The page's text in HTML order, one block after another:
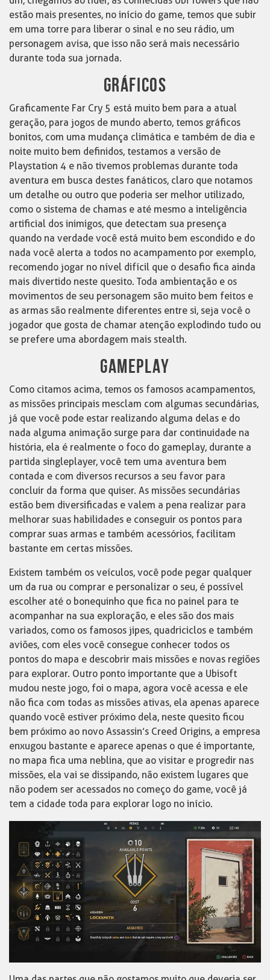
estão mais presentes, no início do game, temos que subir
em uma torre para liberar o sinal e no seu rádio, um
personagem avisa, que isso não será mais necessário
durante toda sua jornada.
GRÁFICOS
Graficamente Far Cry 5 está muito bem para a atual
geração, para jogos de mundo aberto, temos gráficos
bonitos, com uma mudança climática e também de dia e
noite muito bem definidos, testamos a versão de
Playstation 4 e não tivemos problemas durante toda
aventura em busca destes fanáticos, claro que notamos
um detalhe ou outro que poderia ser melhor utilizado,
como o sistema de chamas e até mesmo a inteligência
artificial dos inimigos, que detectam sua presença
quando na verdade você está muito bem escondido e do
nada você alerta a todos no acampamento por exemplo,
recomendo jogar no nível difícil que o desafio fica ainda
mais divertido neste quesito. Toda ambientação e os
movimentos de seu personagem são muito bem feitos e
as armas são realmente diferentes entre si, seja você o
jogador que gosta de chamar atenção explodindo tudo ou
se prefere uma abordagem mais stealth.
GAMEPLAY
Como citamos acima, temos os famosos acampamentos,
as missões principais mesclam com algumas secundárias,
já que você pode estar realizando alguma delas e do
nada alguma animação surge para dar continuidade na
história, ela é realmente o foco do gameplay, durante a
partida singleplayer, você tem uma aventura bem
contada e com diversos recursos a seu favor para
concluir da forma que quiser. As missões secundárias
estão bem diversificadas e valem a pena realizar para
melhorar suas habilidades e conseguir os pontos para
comprar suas armas e também acessórios, facilitam
bastante em certas missões.
Existem também os veículos, você pode pegar qualquer
um da rua ou comprar e personalizar o seu, é possível
escolher até o bonequinho que fica no painel para te
acompanhar na sua exploração, e eles são dos mais
variados, como os famosos jipes, quadriciclos e também
aviões, com eles você consegue conhecer todos os
pontos do mapa e descobrir mais missões e novas regiões
para explorar. Outro ponto importante que a Ubisoft
mudou neste jogo, foi o mapa, agora você acessa e ele
não fica com todas as missões ativas, ela apenas aparece
quando você estiver próximo dela, neste quesito ficou
bem próximo ao novo Assassin’s Creed Origins, a empresa
enxugou bastante e aparece apenas o que é importante,
no mapa fica uma neblina, que ao visitar e progredir nas
missões, ela vai se dissipando, não existem lugares que
não podem ser acessados no começo do game, você já
tem a cidade toda para explorar logo no início.